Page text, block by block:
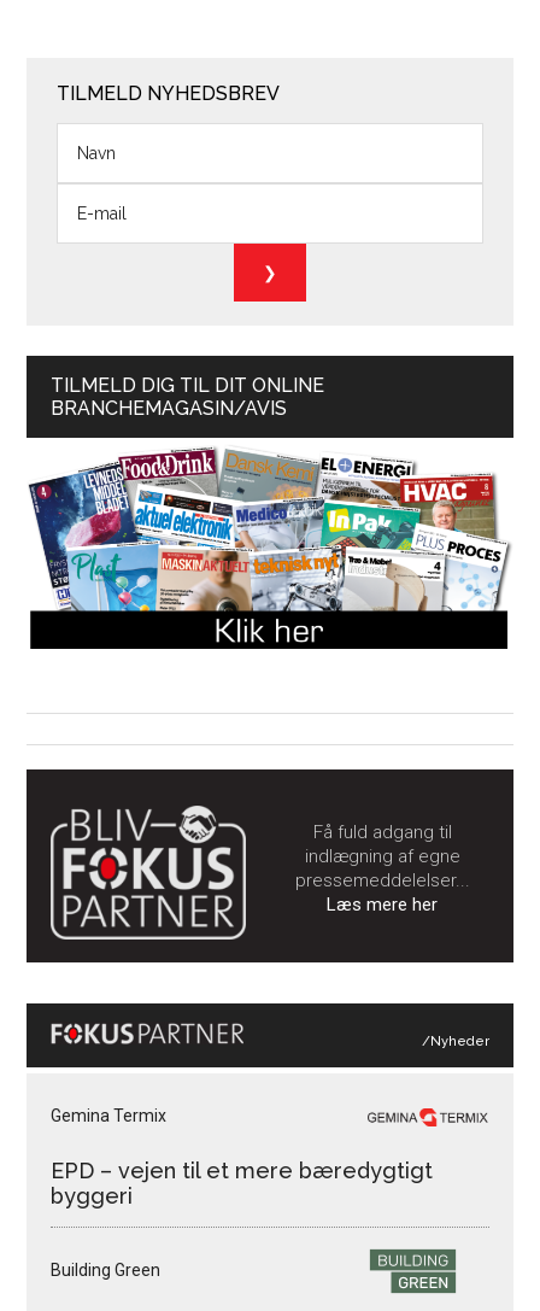
TILMELD NYHEDSBREV
TILMELD DIG TIL DIT ONLINE
BRANCHEMAGASIN/AVIS
Få fuld adgang til
indlægning af egne
pressemeddelelser...
Læs mere her
/Nyheder
Gemina Termix
EPD – vejen til et mere bæredygtigt
byggeri
Building Green